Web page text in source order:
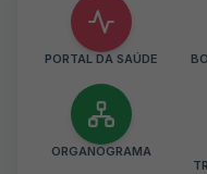
PORTAL DA SAÚDE
ORGANOGRAMA